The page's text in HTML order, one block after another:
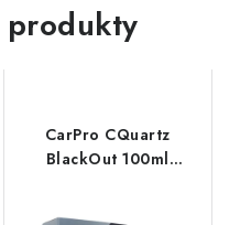
produkty
CarPro CQuartz
BlackOut 100ml